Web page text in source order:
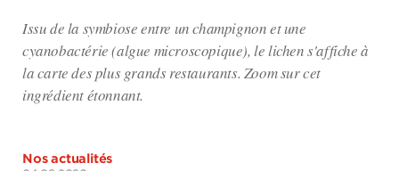
Issu de la symbiose entre un champignon et une
cyanobactérie (algue microscopique), le lichen s'affiche à
la carte des plus grands restaurants. Zoom sur cet
ingrédient étonnant.
Nos actualités